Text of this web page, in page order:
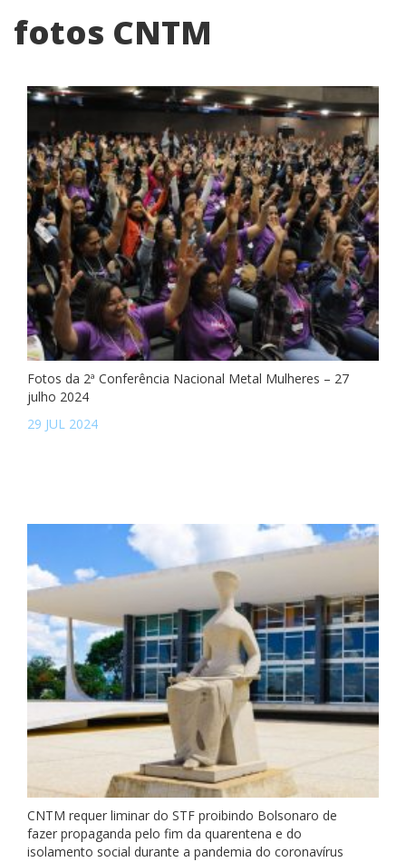
fotos CNTM
Fotos da 2ª Conferência Nacional Metal Mulheres – 27
julho 2024
29 JUL 2024
CNTM requer liminar do STF proibindo Bolsonaro de
fazer propaganda pelo fim da quarentena e do
isolamento social durante a pandemia do coronavírus